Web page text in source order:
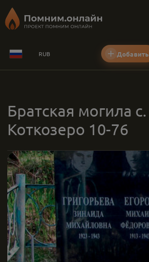
RUB Добавить
Братская могила с.
Коткозеро 10-76